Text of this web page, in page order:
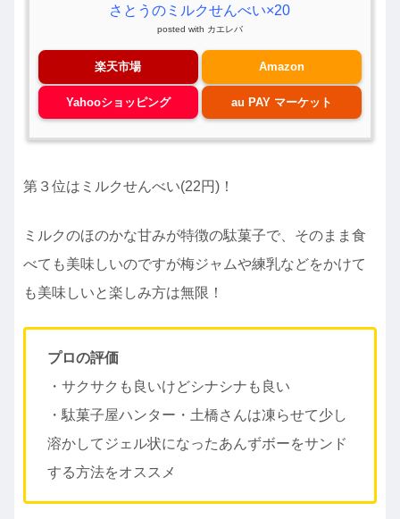
さとうのミルクせんべい×20
posted with カエレバ
楽天市場 Amazon
Yahooショッピング au PAY マーケット
第３位はミルクせんべい(22円)！
ミルクのほのかな甘みが特徴の駄菓子で、そのまま食
べても美味しいのですが梅ジャムや練乳などをかけて
も美味しいと楽しみ方は無限！
プロの評価
・サクサクも良いけどシナシナも良い
・駄菓子屋ハンター・土橋さんは凍らせて少し
溶かしてジェル状になったあんずボーをサンド
する方法をオススメ